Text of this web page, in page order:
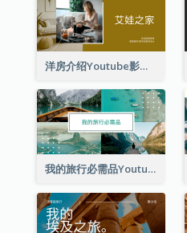
洋房介绍Youtube影片缩图
我的旅行必需品Youtube影片缩图